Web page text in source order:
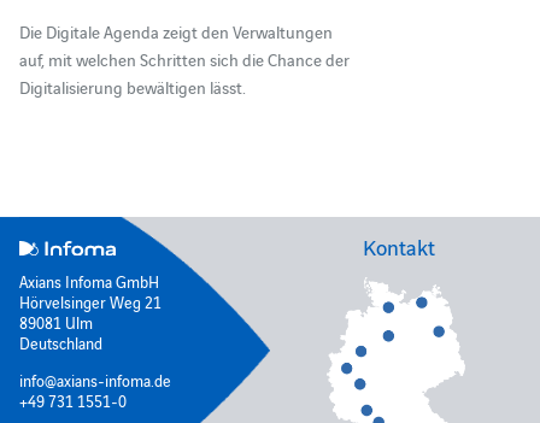
Die Digitale Agenda zeigt den Verwaltungen
auf, mit welchen Schritten sich die Chance der
Digitalisierung bewältigen lässt.
Axians Infoma GmbH
Hörvelsinger Weg 21
89081 Ulm
Deutschland
info@axians-infoma.de
+49 731 1551-0
Kontakt